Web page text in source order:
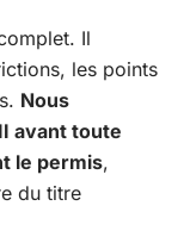
Il
les points
Nous
avant toute
le permis,
du titre